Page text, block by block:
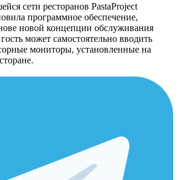
сети ресторанов PastaProject
программное обеспечение,
новой концепции обслуживания
может самостоятельно вводить
мониторы, установленные на